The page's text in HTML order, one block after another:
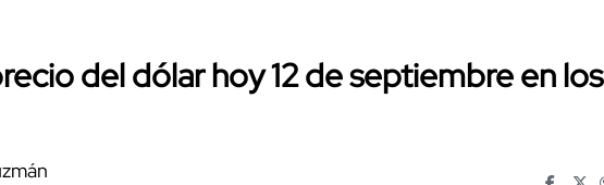
del dólar hoy 12 de septiembre en los